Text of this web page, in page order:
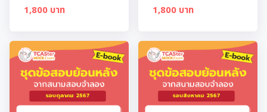
1,800 บาท 1,800 บาท